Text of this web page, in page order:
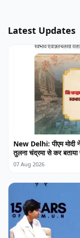
Latest Updates
New Delhi: पीएम मोदी
तुलना चंद्रमा से कर बताया
07 Aug 2026